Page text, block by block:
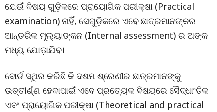
ଯେଉଁ ବିଷୟ ଗୁଡ଼ିକରେ ପ୍ରାୟୋଗିକ ପରୀକ୍ଷା (Practical
examination) ନାହିଁ, ସେଗୁଡ଼ିକରେ ଏବେ ଛାତ୍ରମାନଙ୍କର
ଆନ୍ତରିକ ମୂଲ୍ୟାଙ୍କନ (Internal assessment) ର ଅଙ୍କ
ମଧ୍ୟ ଯୋଡ଼ାଯିବ।
ବୋର୍ଡ ସ୍ଥିର କରିଛି କି ଦଶମ ଶ୍ରେଣୀର ଛାତ୍ରମାନଙ୍କୁ
ଉତ୍ତୀର୍ଣ୍ଣ ହେବାପାଇଁ ଏବେ ପ୍ରତ୍ୟେକ ବିଷୟରେ ସୈଦ୍ଧାଂତିକ
ଏବଂ ପ୍ରାୟୋଗିକ ପରୀକ୍ଷା (Theoretical and practical